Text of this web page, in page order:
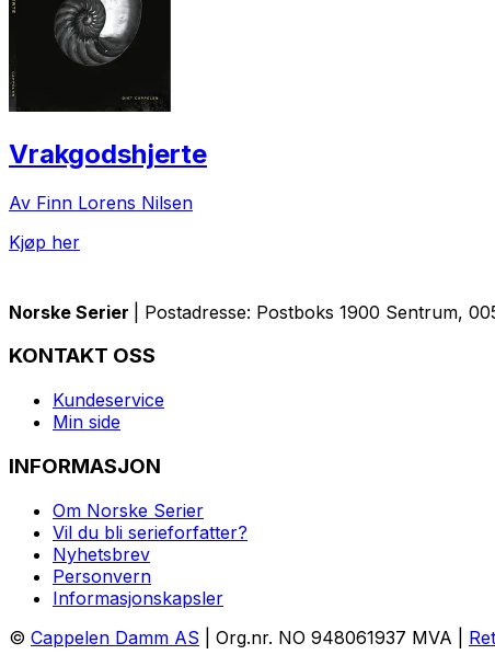
Vrakgodshjerte
Av Finn Lorens Nilsen
Kjøp her
Norske Serier | Postadresse: Postboks 1900 Sentrum,
KONTAKT OSS
Kundeservice
Min side
INFORMASJON
Om Norske Serier
Vil du bli serieforfatter?
Nyhetsbrev
Personvern
Informasjonskapsler
© Cappelen Damm AS | Org.nr. NO 948061937 MVA |